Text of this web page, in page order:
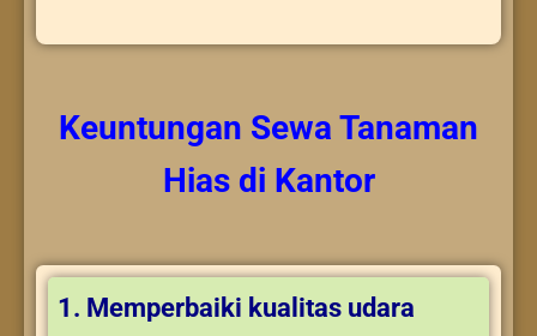
Keuntungan Sewa Tanaman
Hiasdi Kantor
1. Memperbaiki kualitas udara